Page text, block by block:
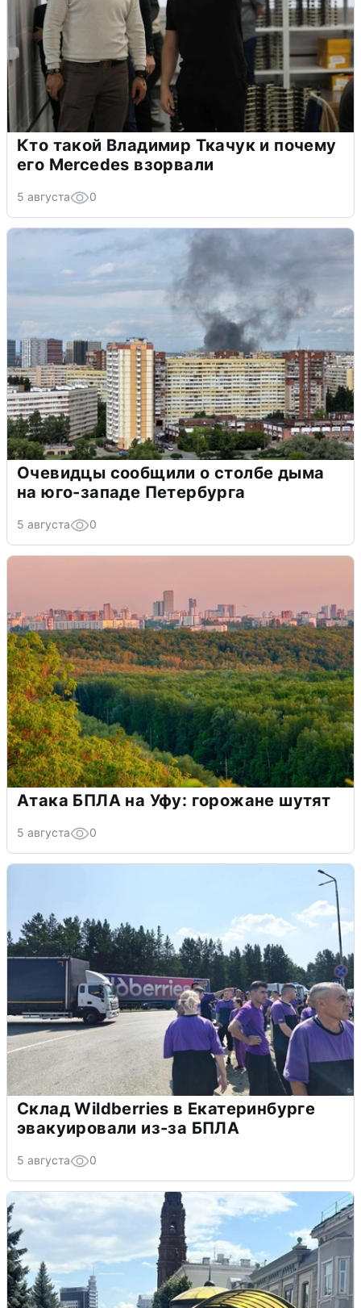
Кто такой Владимир Ткачук и почему
его Mercedes взорвали
5 августа 0
Очевидцы сообщили о столбе дыма
на юго-западе Петербурга
5 августа 0
Атака БПЛА на Уфу: горожане шутят
5 августа 0
Склад Wildberries в Екатеринбурге
эвакуировали из-за БПЛА
5 августа 0